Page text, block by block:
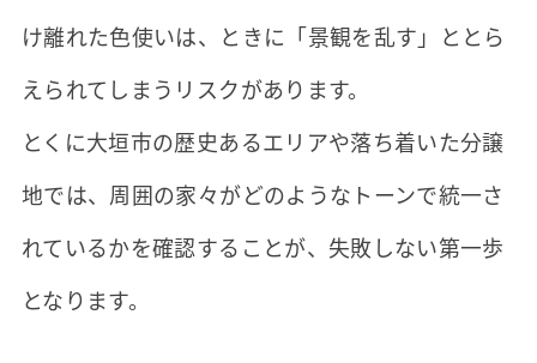
け離れた色使いは、ときに「景観を乱す」ととら
えられてしまうリスクがあります。
とくに大垣市の歴史あるエリアや落ち着いた分譲
地では、周囲の家々がどのようなトーンで統一さ
れているかを確認することが、失敗しない第一歩
となります。